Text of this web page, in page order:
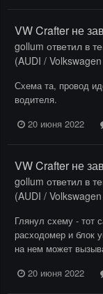
VW Crafter не
gollum ответил в
(AUDI /
Схема та, провод
водителя.
20 июня 2022
VW Crafter не
gollum ответил в
(AUDI /
Глянул схему - тот
расходомер и блок
на нем может
20 июня 2022